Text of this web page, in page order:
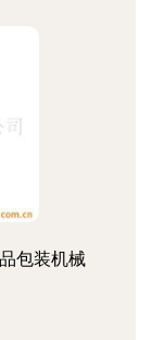
包装机械